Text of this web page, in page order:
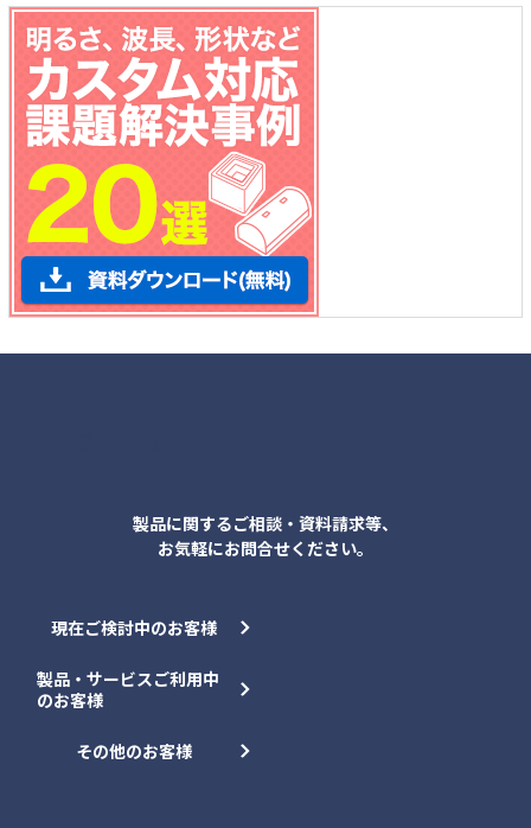
製品に関するご相談・資料請求等、
お気軽にお問合せください。
現在ご検討中のお客様
製品・サービスご利用中
のお客様
その他のお客様